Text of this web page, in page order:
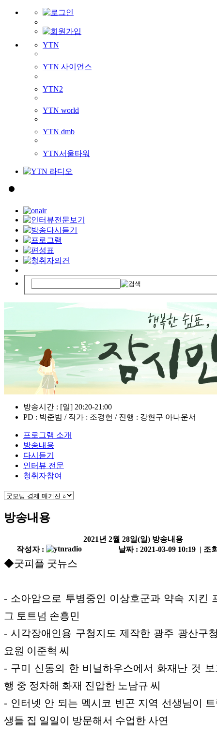
YTN
YTN 사이언스
YTN2
YTN world
YTN dmb
YTN서울타워
방송시간 : [일] 20:20-21:00
PD : 박준범 / 작가 : 조경헌 / 진행 : 강현구 아나운서
프로그램 소개
방송내용
다시듣기
인터뷰 전문
청취자참여
방송내용
2021년 2월 28일(일) 방송내용
작성자 :
날짜 : 2021-03-09 10:19 | 조
◆굿피플 굿뉴스
- 소아암으로 투병중인 이상호군과 약속 지킨
그 토트넘 손흥민
- 시각장애인용 구청지도 제작한 광주 광산구
요원 이준혁 씨
- 구미 신동의 한 비닐하우스에서 화재난 것
행 중 정차해 화재 진압한 노남규 씨
- 인터넷 안 되는 멕시코 빈곤 지역 선생님이
생들 집 일일이 방문해서 수업한 사연